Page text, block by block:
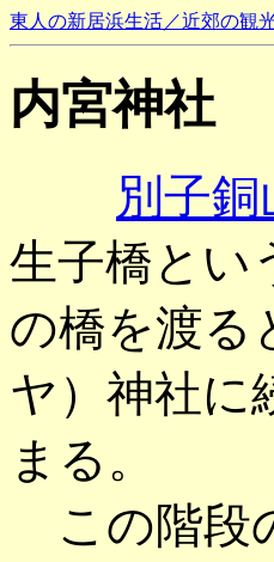
東人の新居浜生活／近郊の観
内宮神社
別子
生子橋とい
の橋を渡る
ヤ）神社に
まる。
この階段